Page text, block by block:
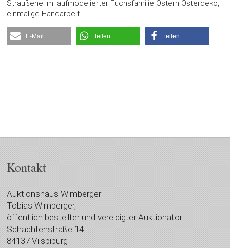
Straußenei m. aufmodelierter Fuchsfamilie Ostern Osterdeko,
einmalige Handarbeit
E-Mail teilen teilen
Kontakt
Auktionshaus Wimberger
Tobias Wimberger,
öffentlich bestellter und vereidigter Auktionator
Schachtenstraße 14
84137 Vilsbiburg